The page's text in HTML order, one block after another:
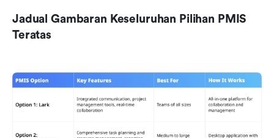
Jadual Gambaran Keseluruhan Pilihan PMIS
Teratas